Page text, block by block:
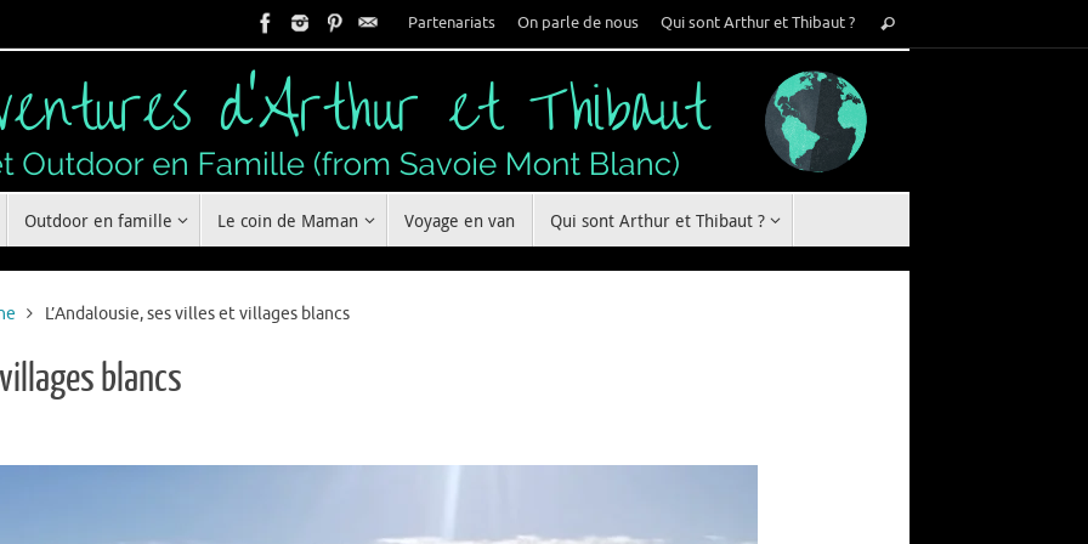
Partenariats On parle de nous Qui sont Arthur et Thibaut ?
pour
Rechercher
Outdoor en famille Le coin de Maman Voyage en van Qui sont Arthur et Thibaut ?
L’Andalousie, ses villes et villages blancs
blancs